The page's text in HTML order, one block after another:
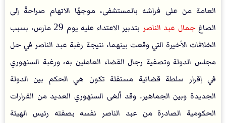
العامة من على فراشه بالمستشفى، موجهًا الاتهام صراحةً إلى
الصاغ جمال عبد الناصر
بتدبير الاعتداء عليه يوم 29 مارس، بسبب
الخلافات الأخيرة التي وقعت بينهما، نتيجة رغبة عبد الناصر في حل
مجلس الدولة وتصفية رجال القضاء العاملين به، ورغبة السنهوري
في إقرار سلطة قضائية مستقلة تكون هي الحكم بين الدولة
الجديدة وبين الجماهير. وقد ألغى السنهوري العديد من القرارات
الحكومية الصادرة من عبد الناصر نفسه بصفته رئيس الهيئة